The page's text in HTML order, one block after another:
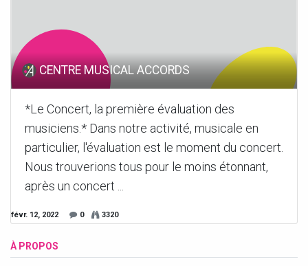
CENTRE MUSICAL ACCORDS
*Le Concert, la première évaluation des
musiciens.* Dans notre activité, musicale en
particulier, l'évaluation est le moment du concert.
Nous trouverions tous pour le moins étonnant,
après un concert ...
févr. 12, 2022 0 3320
À PROPOS